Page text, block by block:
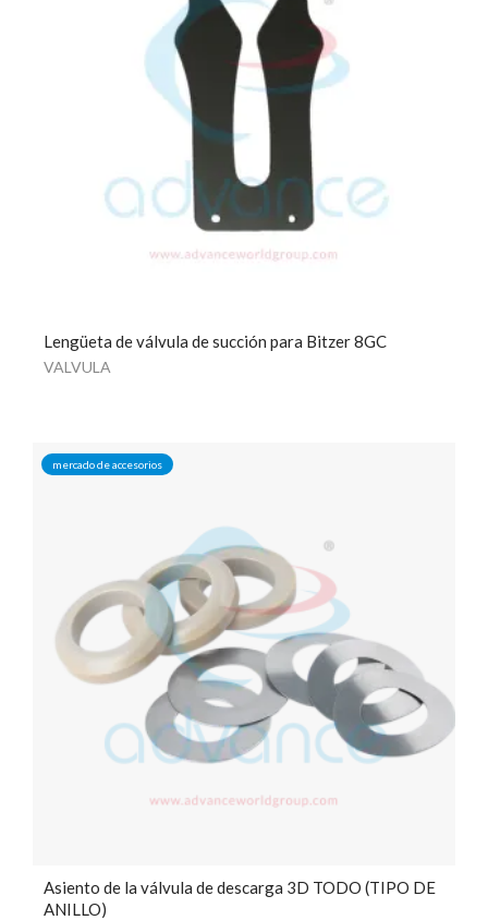
Lengüeta de válvula de succión para Bitzer 8GC
VALVULA
mercado de accesorios
Asiento de la válvula de descarga 3D TODO (TIPO DE
ANILLO)